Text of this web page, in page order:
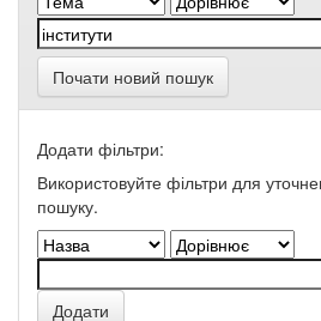
Почати новий пошук
Додати фільтри:
Використовуйте фільтри для
пошуку.